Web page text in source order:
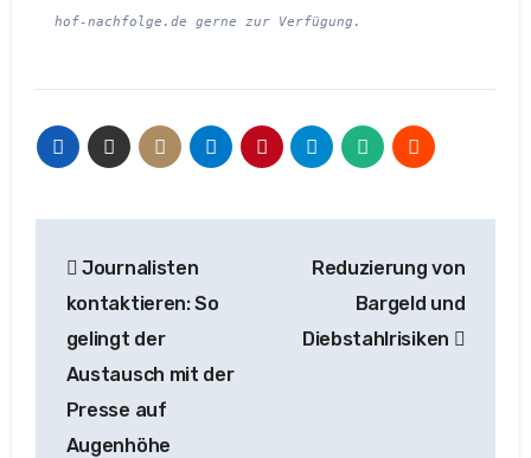
hof-nachfolge.de gerne zur Verfügung.
Journalisten
kontaktieren: So
gelingt der
Austausch mit der
Presse auf
Augenhöhe
Reduzierung von
Bargeld und
Diebstahlrisiken